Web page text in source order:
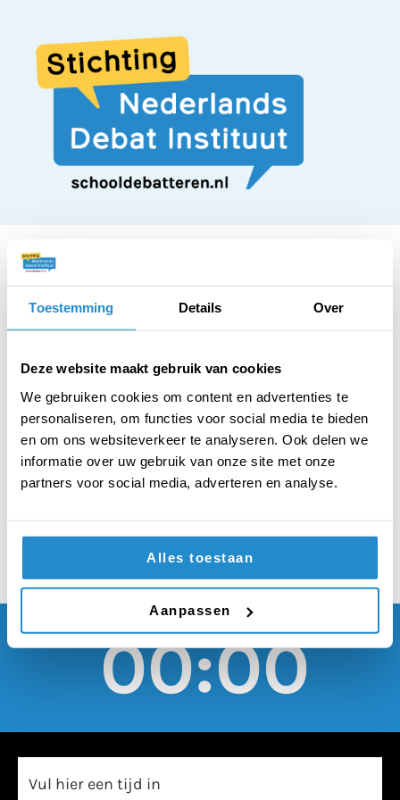
Toestemming Details Over
Deze website maakt gebruik van cookies
We gebruiken cookies om content en advertenties te
personaliseren, om functies voor social media te bieden
en om ons websiteverkeer te analyseren. Ook delen we
informatie over uw gebruik van onze site met onze
partners voor social media, adverteren en analyse.
Alles toestaan
Aanpassen
STELLING
Iedere mbo stage
moet beloond worden
met het
minimumloon
00:00